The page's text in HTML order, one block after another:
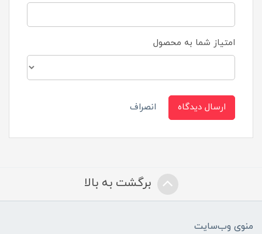
امتیاز شما به محصول
ارسال دیدگاه انصراف
برگشت به بالا
منوی وب‌سایت